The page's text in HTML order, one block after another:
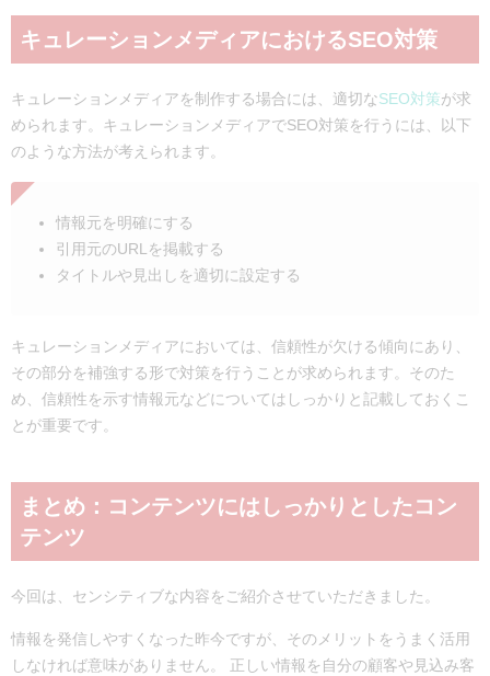
キュレーションメディアにおけるSEO対策
キュレーションメディアを制作する場合には、適切なSEO対策が求
められます。キュレーションメディアでSEO対策を行うには、以下
のような方法が考えられます。
情報元を明確にする
引用元のURLを掲載する
タイトルや見出しを適切に設定する
キュレーションメディアにおいては、信頼性が欠ける傾向にあり、
その部分を補強する形で対策を行うことが求められます。そのた
め、信頼性を示す情報元などについてはしっかりと記載しておくこ
とが重要です。
まとめ：コンテンツにはしっかりとしたコン
テンツ
今回は、センシティブな内容をご紹介させていただきました。
情報を発信しやすくなった昨今ですが、そのメリットをうまく活用
しなければ意味がありません。 正しい情報を自分の顧客や見込み客